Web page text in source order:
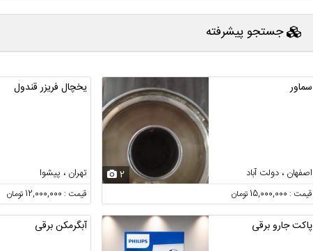
جستجو پیشرفته
سماور
اصفهان ، دولت آباد 2
قیمت : 15,000,000 تومان
یخچال فریزر قندول
تهران ، پیشوا
قیمت : 12,000,000 تومان
پاکت جارو برقی آبگرمکن برقی